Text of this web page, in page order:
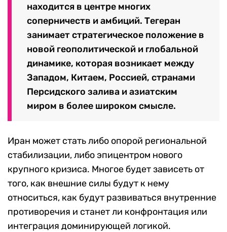
находится в центре многих
соперничеств и амбиций. Тегеран
занимает стратегическое положение в
новой геополитической и глобальной
динамике, которая возникает между
Западом, Китаем, Россией, странами
Персидского залива и азиатским
миром в более широком смысле.
Иран может стать либо опорой региональной
стабилизации, либо эпицентром нового
крупного кризиса. Многое будет зависеть от
того, как внешние силы будут к нему
относиться, как будут развиваться внутренние
противоречия и станет ли конфронтация или
интеграция доминирующей логикой.